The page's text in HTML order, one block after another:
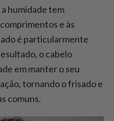
humidade tem
e às
é particularmente
o cabelo
em manter o seu
tornando o frisado e
comuns.